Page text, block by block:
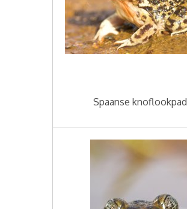
Spaanse knoflookpad